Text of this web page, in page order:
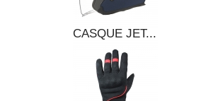
CASQUE JET...